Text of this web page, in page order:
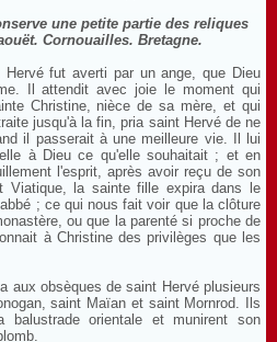
une petite partie des reliques
Cornouailles. Bretagne.
fut averti par un ange, que Dieu
Il attendit avec joie le moment qui
Christine, nièce de sa mère, et qui
jusqu'à la fin, pria saint Hervé de ne
il passerait à une meilleure vie. Il lui
à Dieu ce qu'elle souhaitait ; et en
l'esprit, après avoir reçu de son
Viatique, la sainte fille expira dans le
; ce qui nous fait voir que la clôture
ou que la parenté si proche de
à Christine des privilèges que les
aux obsèques de saint Hervé plusieurs
saint Maïan et saint Mornrod. Ils
balustrade orientale et munirent son